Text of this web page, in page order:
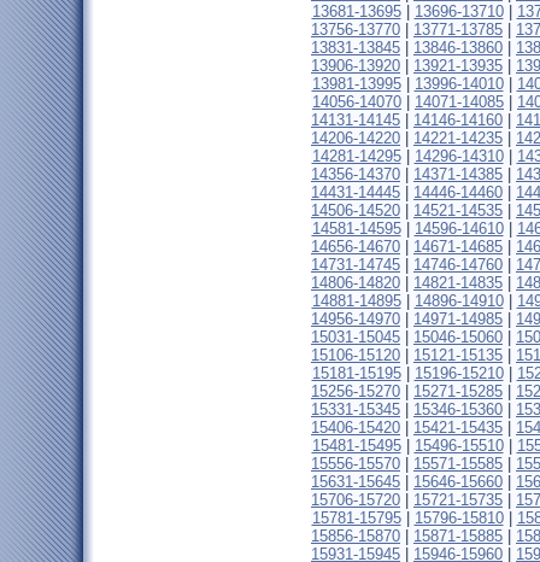
13681-13695| 13696-13710|
13756-13770
13771-13785
13831-13845
13846-13860
13906-13920
13921-13935
13981-13995| 13996-14010|
14056-14070
14071-14085
14131-14145
14146-14160
14206-14220
14221-14235
14281-14295| 14296-14310|
14356-14370
14371-14385
14431-14445
14446-14460
14506-14520
14521-14535
14581-14595| 14596-14610|
14656-14670
14671-14685
14731-14745
14746-14760
14806-14820
14821-14835
14881-14895| 14896-14910|
14956-14970
14971-14985
15031-15045
15046-15060
15106-15120
15121-15135
15181-15195| 15196-15210|
15256-15270
15271-15285
15331-15345
15346-15360
15406-15420
15421-15435
15481-15495| 15496-15510|
15556-15570
15571-15585
15631-15645
15646-15660
15706-15720
15721-15735
15781-15795| 15796-15810|
15856-15870
15871-15885
15931-15945
15946-15960